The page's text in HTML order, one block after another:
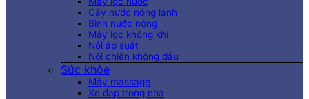
Cây nước nóng lạnh
Bình nước nóng
Máy lọc không khí
Nồi áp suất
Nồi chiên không dầu
Sức khỏe
Máy massage
Xe đạp trong nhà